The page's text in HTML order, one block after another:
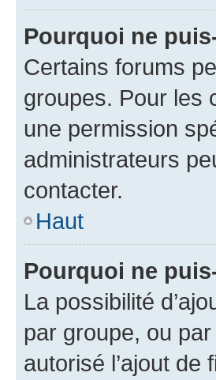
Pourquoi ne
Certains forums
groupes. Pour les
une permission
administrateurs
contacter.
Haut
Pourquoi ne
La possibilité
par groupe, ou
autorisé l’ajout